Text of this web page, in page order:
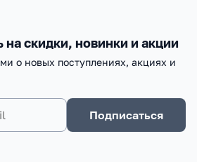
скидки, новинки и акции
о новых поступлениях, акциях и
Подписаться